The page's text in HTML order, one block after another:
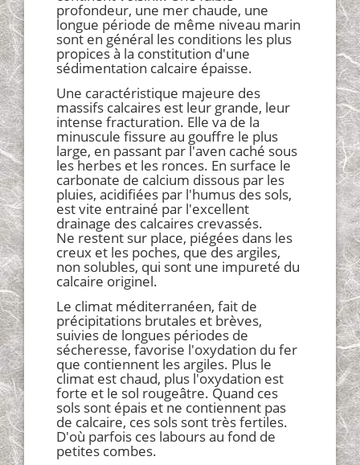
profondeur, une mer chaude, une
longue période de même niveau marin
sont en général les conditions les plus
propices à la constitution d'une
sédimentation calcaire épaisse.
Une caractéristique majeure des
massifs calcaires est leur grande, leur
intense fracturation. Elle va de la
minuscule fissure au gouffre le plus
large, en passant par l'aven caché sous
les herbes et les ronces. En surface le
carbonate de calcium dissous par les
pluies, acidifiées par l'humus des sols,
est vite entrainé par l'excellent
drainage des calcaires crevassés.
Ne restent sur place, piégées dans les
creux et les poches, que des argiles,
non solubles, qui sont une impureté du
calcaire originel.
Le climat méditerranéen, fait de
précipitations brutales et brèves,
suivies de longues périodes de
sécheresse, favorise l'oxydation du fer
que contiennent les argiles. Plus le
climat est chaud, plus l'oxydation est
forte et le sol rougeâtre. Quand ces
sols sont épais et ne contiennent pas
de calcaire, ces sols sont très fertiles.
D'où parfois ces labours au fond de
petites combes.